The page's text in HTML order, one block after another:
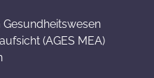
(AGES MEA)